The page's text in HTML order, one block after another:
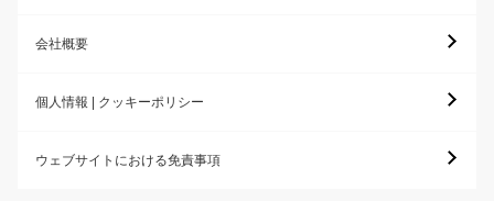
会社概要
個人情報 | クッキーポリシー
ウェブサイトにおける免責事項